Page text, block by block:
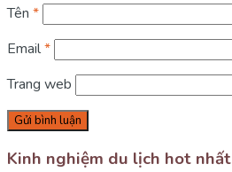
Tên *
Email*
Trang web
Kinh nghiệm du lịch hot nhất